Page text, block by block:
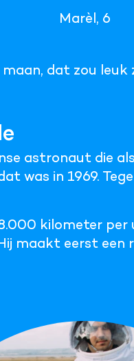
Marèl, 6
dat zou leuk
astronaut die
was in 1969.
kilometer per
maakt eerst